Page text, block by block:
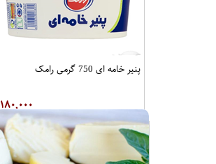
پنیر خامه ای 750 گرمی رامک
۱۸۰,۰۰۰